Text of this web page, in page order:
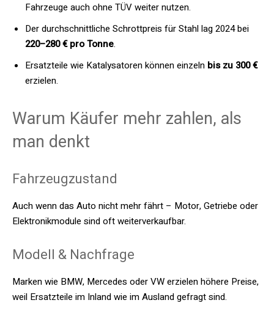
Fahrzeuge auch ohne TÜV weiter nutzen.
Der durchschnittliche Schrottpreis für Stahl lag 2024 bei
220–280 € pro Tonne.
Ersatzteile wie Katalysatoren können einzeln bis zu 300 €
erzielen.
Warum Käufer mehr zahlen, als
man denkt
Fahrzeugzustand
Auch wenn das Auto nicht mehr fährt – Motor, Getriebe oder
Elektronikmodule sind oft weiterverkaufbar.
Modell & Nachfrage
Marken wie BMW, Mercedes oder VW erzielen höhere Preise,
weil Ersatzteile im Inland wie im Ausland gefragt sind.